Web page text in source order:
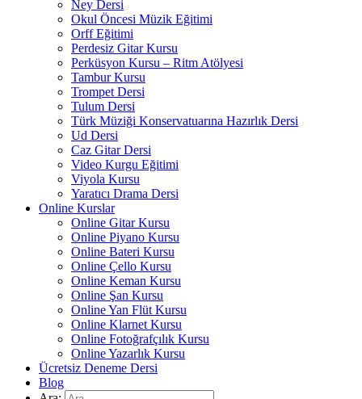
Ney Dersi
Okul Öncesi Müzik Eğitimi
Orff Eğitimi
Perdesiz Gitar Kursu
Perküsyon Kursu – Ritm Atölyesi
Tambur Kursu
Trompet Dersi
Tulum Dersi
Türk Müziği Konservatuarına Hazırlık Dersi
Ud Dersi
Caz Gitar Dersi
Video Kurgu Eğitimi
Viyola Kursu
Yaratıcı Drama Dersi
Online Kurslar
Online Gitar Kursu
Online Piyano Kursu
Online Bateri Kursu
Online Çello Kursu
Online Keman Kursu
Online Şan Kursu
Online Yan Flüt Kursu
Online Klarnet Kursu
Online Fotoğrafçılık Kursu
Online Yazarlık Kursu
Ücretsiz Deneme Dersi
Blog